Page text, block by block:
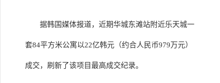
据韩国媒体报道，近期华城东滩站附近乐天城一
套84平方米公寓以22亿韩元（约合人民币979万元）
成交，刷新了该项目最高成交纪录。